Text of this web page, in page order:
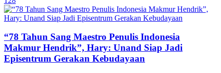
“78 Tahun Sang Maestro Penulis Indonesia
Makmur Hendrik”, Hary: Unand Siap Jadi
Episentrum Gerakan Kebudayaan